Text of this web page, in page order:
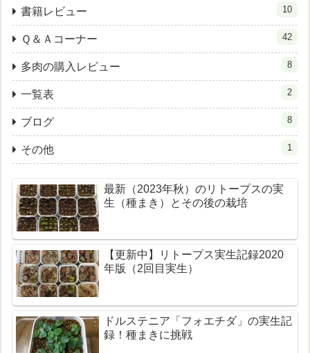
書籍レビュー 10
Ｑ＆Ａコーナー 42
多肉の購入レビュー 8
一覧表 2
ブログ 8
その他 1
最新（2023年秋）のリトープスの実
生（種まき）とその後の栽培
【更新中】リトープス実生記録2020
年版（2回目実生）
ドルステニア「フォエチダ」の実生記
録！種まきに挑戦